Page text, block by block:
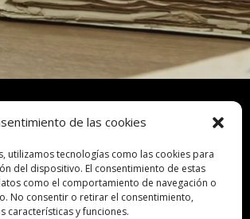
de las cookies
utilizamos tecnologías como las cookies para
del dispositivo. El consentimiento de estas
como el comportamiento de navegación o
No consentir o retirar el consentimiento,
características y funciones.